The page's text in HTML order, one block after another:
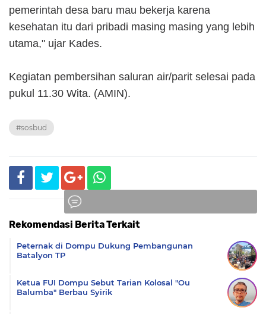
pemerintah desa baru mau bekerja karena
kesehatan itu dari pribadi masing masing yang lebih
utama," ujar Kades.
Kegiatan pembersihan saluran air/parit selesai pada
pukul 11.30 Wita. (AMIN).
#sosbud
Rekomendasi Berita Terkait
Peternak di Dompu Dukung Pembangunan
Batalyon TP
Ketua FUI Dompu Sebut Tarian Kolosal "Ou
Balumba" Berbau Syirik